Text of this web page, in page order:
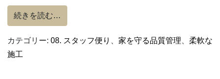
続きを読む…
カテゴリー: 08. スタッフ便り 、 家を守る品質管理、 柔軟な
施工